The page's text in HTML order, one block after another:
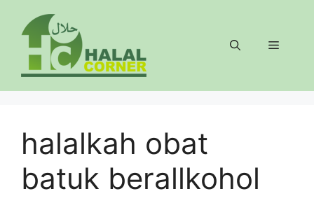
Menu
halalkah obat
batuk berallkohol